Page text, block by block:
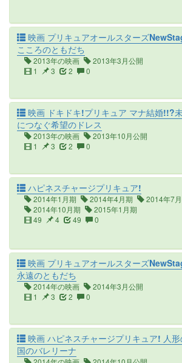
映画 プリキュアオールスターズ
こころのともだち
2013年の映画
2013年3月公開
1
3 2 0
映画 ドキドキ!プリキュア マナ結婚!!?
につなぐ希望のドレス
2013年の映画
2013年10月公開
1
3 2 0
ハピネスチャージプリキュア!
2014年1月期 2014年4月期
2014年7
2014年10月期
2015年1月期
49
4 49 0
映画 プリキュアオールスターズ
永遠のともだち
2014年の映画
2014年3月公開
1
3 2 0
映画 ハピネスチャージプリキュア! 人
国のバレリーナ